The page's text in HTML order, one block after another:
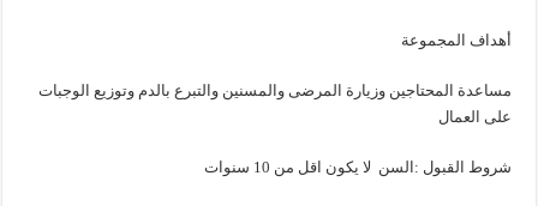
أهداف المجموعة
مساعدة المحتاجين وزيارة المرضى والمسنين والتبرع بالدم وتوزيع الوجبات
على العمال
شروط القبول :السن لا يكون اقل من 10 سنوات